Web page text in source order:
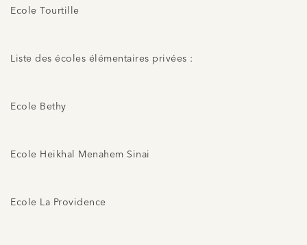
Ecole Tourtille
Liste des écoles élémentaires privées :
Ecole Bethy
Ecole Heikhal Menahem Sinai
Ecole La Providence